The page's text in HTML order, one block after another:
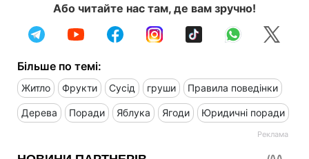
Або читайте нас там, де вам зручно!
Більше по темі:
Житло Фрукти Сусід груши Правила поведінки
Дерева Поради Яблука Ягоди Юридичні поради